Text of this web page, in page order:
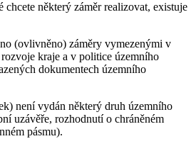
chcete některý záměr realizovat, existuje
(ovlivněno) záměry vymezenými v
kraje a v politice územního
dokumentech územního
není vydán některý druh územního
uzávěře, rozhodnutí o chráněném
pásmu).